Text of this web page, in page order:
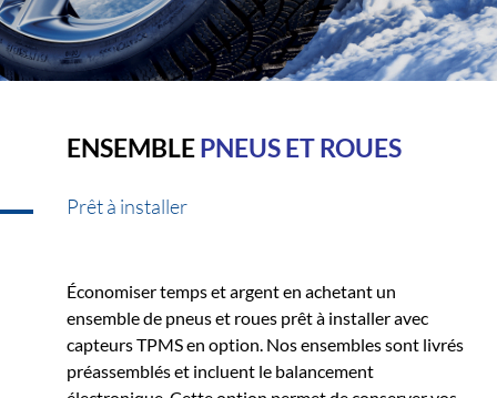
ENSEMBLEPNEUS ET ROUES
Prêt à installer
Économiser temps et argent en achetant un
ensemble de pneus et roues prêt à installer avec
capteurs TPMS en option. Nos ensembles sont livrés
préassemblés et incluent le balancement